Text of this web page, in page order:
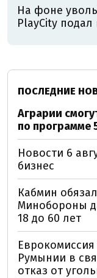
На фоне
PlayCity подал
ПОСЛЕДНИЕ
Аграрии
по программе
Новости 6
бизнес
Кабмин
Минобороны
18 до 60 лет
Румынии в
отказ от